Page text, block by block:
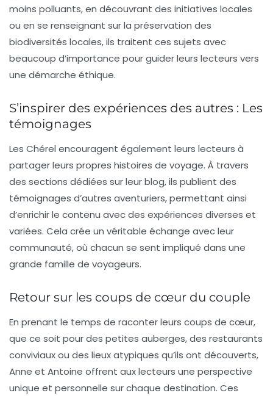
moins polluants, en découvrant des initiatives locales
ou en se renseignant sur la préservation des
biodiversités locales, ils traitent ces sujets avec
beaucoup d’importance pour guider leurs lecteurs vers
une démarche éthique.
S’inspirer des expériences des autres : Les
témoignages
Les Chérel encouragent également leurs lecteurs à
partager leurs propres histoires de voyage. À travers
des sections dédiées sur leur blog, ils publient des
témoignages d’autres aventuriers, permettant ainsi
d’enrichir le contenu avec des expériences diverses et
variées. Cela crée un véritable échange avec leur
communauté, où chacun se sent impliqué dans une
grande famille de voyageurs.
Retour sur les coups de cœur du couple
En prenant le temps de raconter leurs coups de cœur,
que ce soit pour des petites auberges, des restaurants
conviviaux ou des lieux atypiques qu’ils ont découverts,
Anne et Antoine offrent aux lecteurs une perspective
unique et personnelle sur chaque destination. Ces